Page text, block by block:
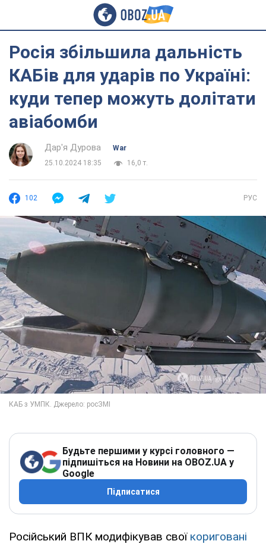
Росія збільшила дальність
КАБів для ударів по Україні:
куди тепер можуть долітати
авіабомби
Дар'я Дурова
War
25.10.2024 18:35
16,0 т.
102 РУС
Будьте першими у курсі головного —
підпишіться на Новини на OBOZ.UA у
Google
Підписатися
Російський ВПК модифікував свої кориговані